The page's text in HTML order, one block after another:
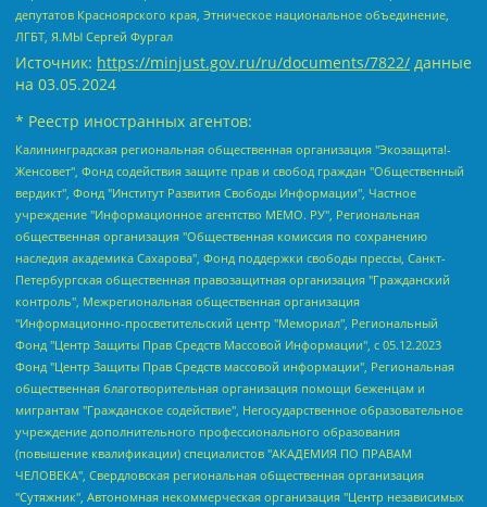
депутатов Красноярского края, Этническое национальное объединение,
ЛГБТ, Я.МЫ Сергей Фургал
Источник: https://minjust.gov.ru/ru/documents/7822/ данные
на 03.05.2024
* Реестр иностранных агентов:
Калининградская региональная общественная организация "Экозащита!-Женсовет", Фонд содействия защите прав и свобод граждан "Общественный вердикт", Фонд "Институт Развития Свободы Информации", Частное учреждение "Информационное агентство МЕМО. РУ", Региональная общественная организация "Общественная комиссия по сохранению наследия академика Сахарова", Фонд поддержки свободы прессы, Санкт-Петербургская общественная правозащитная организация "Гражданский контроль", Межрегиональная общественная организация "Информационно-просветительский центр "Мемориал", Региональный Фонд "Центр Защиты Прав Средств Массовой Информации", с 05.12.2023 Фонд "Центр Защиты Прав Средств массовой информации", Региональная общественная благотворительная организация помощи беженцам и мигрантам "Гражданское содействие", Негосударственное образовательное учреждение дополнительного профессионального образования (повышение квалификации) специалистов "АКАДЕМИЯ ПО ПРАВАМ ЧЕЛОВЕКА", Свердловская региональная общественная организация "Сутяжник", Автономная некоммерческая организация "Центр независимых социологических исследований", Союз общественных объединений "Российский исследовательский центр по правам человека", Региональное общественное учреждение научно-информационный центр "МЕМОРИАЛ", Некоммерческая организация "Фонд защиты гласности", Автономная некоммерческая организация "Институт прав человека", Городская общественная организация "Екатеринбургское общество "МЕМОРИАЛ", Городская общественная организация "Рязанское историко-просветительское и правозащитное общество "Мемориал" (Рязанский Мемориал), Челябинский региональный орган общественной самодеятельности – женское общественное объединение "Женщины Евразии", Челябинский региональный орган общественной самодеятельности "Уральская правозащитная группа", Фонд содействия защите здоровья и социальной справедливости имени Андрея Рылькова, Автономная Некоммерческая Организация "Аналитический Центр Юрия Левады", Автономная некоммерческая организация социальной поддержки населения "Проект Апрель", Региональная общественная организация помощи женщинам и детям, находящимся в кризисной ситуации "Информационно-методический центр "Анна", Фонд содействия развитию массовых коммуникаций и правовому просвещению "Так-так-Так", Фонд содействия устойчивому развитию "Серебряная тайга", Свердловский региональный общественный фонд социальных проектов "Новое время", "Idel.Реалии", Кавказ.Реалии, Крым.Реалии, Телеканал Настоящее Время, Татаро-башкирская служба Радио Свобода (Azatliq Radiosi), Радио Свободная Европа/Радио Свобода (PCE/PC), "Сибирь.Реалии", "Фактограф", Благотворительный фонд помощи осужденным и их семьям, Автономная некоммерческая организация "Институт глобализации и социальных движений", Фонд "В защиту прав заключенных", Частное учреждение "Центр поддержки и содействия развитию средств массовой информации", Пензенский региональный общественный благотворительный фонд "Гражданский союз", "Север.Реалии", Некоммерческая организация Фонд "Правовая инициатива", Общество с ограниченной ответственностью "Радио Свободная Европа/Радио Свобода", Чешское информационное агентство "MEDIUM-ORIENT", Красноярская региональная общественная организация "Мы против СПИДа", Камалягин Денис Николаевич, Маркелов Сергей Евгеньевич, Пономарев Лев Александрович, Савицкая Людмила Алексеевна, Автономная некоммерческая организация "Центр по работе с проблемой насилия "НАСИЛИЮ.НЕТ", Межрегиональный профессиональный союз работников здравоохранения "Альянс врачей", Юридическое лицо, зарегистрированное в Латвийской Республике, SIA "Medusa Project" (регистрационный номер 40103797863, дата регистрации 10.06.2014), Некоммерческая организация "Фонд по борьбе с коррупцией", Автономная некоммерческая организация "Институт права и публичной политики", Баданин Роман Сергеевич, Гликин Максим Александрович, Железнова Мария Михайловна, Лукьянова Юлия Сергеевна, Маетная Елизавета Витальевна, Маняхин Петр Борисович, Чуракова Ольга Владимировна, Ярош Юлия Петровна, Юридическое лицо "The Insider SIA", зарегистрированное в Риге, Латвийская Республика (дата регистрации 26.06.2015), являющееся администратором доменного имени интернет-издания "The Insider SIA", https://theins.ru, Постернак Алексей Евгеньевич, Рубин Михаил Аркадьевич, Анин Роман Александрович, Юридическое лицо Istories fonds, зарегистрированное в Латвийской Республике (регистрационный номер 50008295751, дата регистрации 24.02.2020), Великовский Дмитрий Александрович, Долинина Ирина Николаевна, Мароховская Алеся Алексеевна, Шлейнов Роман Юрьевич, Шмагун Олеся Валентиновна, Общество с ограниченной ответственностью "Альтаир 2021", Общество с ограниченной ответственностью "Вега 2021", Общество с ограниченной ответственностью "Главный редактор 2021", Общество с ограниченной ответственностью "Ромашки монолит", Важенков Артем Валерьевич, Ивановская областная общественная организация "Центр гендерных исследований", Гурман Юрий Альбертович, Медиапроект "ОВД-Инфо", Егоров Владимир Владимирович, Жилинский Владимир Александрович, Общество с ограниченной ответственностью "ЗП", Иванова София Юрьевна, Карезина Инна Павловна, Кильтау Екатерина Викторовна, Петров Алексей Викторович, Пискунов Сергей Евгеньевич, Смирнов Сергей Сергеевич, Тихонов Михаил Сергеевич, Общество с ограниченной ответственностью "ЖУРНАЛИСТ-ИНОСТРАННЫЙ АГЕНТ", Арапова Галина Юрьевна, Вольтская Татьяна Анатольевна, Американская компания "Mason G.E.S. Anonymous Foundation" (США), являющаяся владельцем интернет-издания https://mnews.world/, Компания "Stichting Bellingcat", зарегистрированная в Нидерландах (дата регистрации 11.07.2018), Захаров Андрей Вячеславович, Клепиковская Екатерина Дмитриевна, Общество с ограниченной ответственностью "МЕМО", Перл Роман Александрович, Симонов Евгений Алексеевич, Соловьева Елена Анатольевна, Сотников Даниил Владимирович, Сурначева Елизавета Дмитриевна, Автономная некоммерческая организация по защите прав человека и информированию населения "Якутия – Наше Мнение", Общество с ограниченной ответственностью "Москоу диджитал медиа", с 26.01.2023 Общество с ограниченной ответственностью "Чайка Белые сады", Ветошкина Валерия Валерьевна, Заговора Максим Александрович, Межрегиональное общественное движение "Российская ЛГБТ - сеть", Оленичев Максим Владимирович, Павлов Иван Юрьевич, Скворцова Елена Сергеевна, Общество с ограниченной ответственностью "Как бы инагент", Кочетков Игорь Викторович, Общество с ограниченной ответственностью "Честные выборы", Еланчик Олег Александрович, Общество с ограниченной ответственностью "Нобелевский призыв", Гималова Регина Эмилевна, Григорьев Андрей Валерьевич, Григорьева Алина Александровна, Ассоциация по содействию защите прав призывников, альтернативнослужащих и военнослужащих "Правозащитная группа "Гражданин.Армия.Право", Хисамова Регина Фаритовна, Автономная некоммерческая организация по реализации социально-правовых программ "Лилит", Дальневосточное общественное движение "Маяк", Санкт-Петербургская ЛГБТ-инициативная группа "Выход", Инициативная группа ЛГБТ+ "Реверс", Алексеев Андрей Викторович, Бекбулатова Таисия Львовна, Беляев Иван Михайлович, Владыкина Елена Сергеевна, Гельман Марат Александрович, Никульшина Вероника Юрьевна, Толоконникова Надежда Андреевна, Шендерович Виктор Анатольевич, Общество с ограниченной ответственностью "Данное сообщение", Общество с ограниченной ответственностью Издательский дом "Новая глава", Айнбиндер Александра Александровна, Московский комьюнити-центр для ЛГБТ+инициатив, Благотворительный фонд развития филантропии, Deutsche Welle (Германия, Kurt-Schumacher-Strasse 3, 53113 Bonn), Борзунова Мария Михайловна, Воробьев Виктор Викторович, Голубева Анна Львовна, Константинова Алла Михайловна, Малкова Ирина Владимировна, Мурадов Мурад Абдулгалимович, Осетинская Елизавета Николаевна, Понасенков Евгений Николаевич, Ганапольский Матвей Юрьевич, Киселев Евгений Алексеевич, Борухович Ирина Григорьевна, Дремин Иван Тимофеевич, Дубровский Дмитрий Викторович, Красноярская региональная общественная организация поддержки и развития альтернативных образовательных технологий и межкультурных коммуникаций "ИНТЕРРА", Маяковская Екатерина Алексеевна, Фейгин Марк Захарович, Филимонов Андрей Викторович, Дзугкоева Регина Николаевна, Доброхотов Роман Александрович, Дудь Юрий Александрович, Елкин Сергей Владимирович, Кругликов Кирилл Игоревич, Сабунаева Мария Леонидовна, Семенов Алексей Владимирович, Шаинян Карен Багратович, Шульман Екатерина Михайловна, Асафьев Артур Валерьевич, Вахштайн Виктор Семенович, Венедиктов Алексей Алексеевич, Лушникова Екатерина Евгеньевна, Волков Леонид Михайлович, Невзоров Александр Глебович, Пархоменко Сергей Борисович, Сироткин Ярослав Николаевич, Кара-Мурза Владимир Владимирович, Баранова Наталья Владимировна, Гозман Леонид Яковлевич, Кагарлицкий Борис Юльевич, Климарев Михаил Валерьевич, Милов Владимир Станиславович, Автономная некоммерческая организация Краснодарский центр современного искусства "Типография", Моргенштерн Алишер Тагирович, Соболь Любовь Эдуардовна, Общество с ограниченной ответственностью "ЛИЗА НОРМ", Каспаров Гарри Кимович, Ходорковский Михаил Борисович, Общество с ограниченной ответственностью "Апрельские тезисы", Данилович Ирина Брониславовна, Кашин Олег Владимирович, Петров Николай Владимирович, Пивоваров Алексей Владимирович, Соколов Михаил Владимирович, Цветкова Юлия Владимировна, Чичваркин Евгений Александрович, Комитет против пыток/Команда против пыток, Общество с ограниченной ответственностью "Первый научный", Общество с ограниченной ответственностью "Вертолет и ко", Белоцерковская Вероника Борисовна, Кац Максим Евгеньевич, Лазарева Татьяна Юрьевна, Шаведдинов Руслан Табризович, Яшин Илья Валерьевич, Общество с ограниченной ответственностью "Иноагент ААВ", Алешковский Дмитрий Петрович, Альбац Евгения Марковна, Быков Дмитрий Львович, Галямина Юлия Евгеньевна, Лойко Сергей Леонидович, Мартынов Кирилл Константинович, Медведев Сергей Александрович, Крашенинников Федор Геннадиевич, Гордеева Катерина Вл